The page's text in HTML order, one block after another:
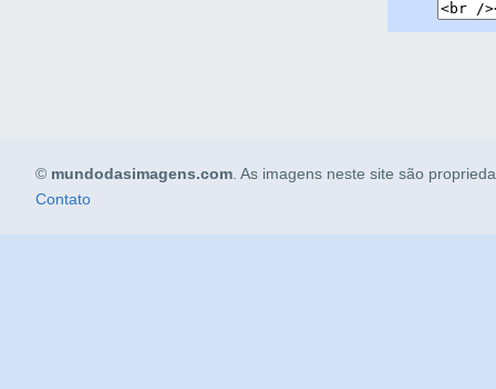
© mundodasimagens.com . As imagens neste site são
Contato